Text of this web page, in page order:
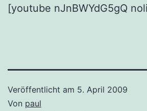
[youtube nJnBWYdG5gQ
Veröffentlicht am 5. April 2009
Von paul